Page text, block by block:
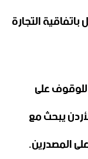
التجارة
على
يبحث مع
المصدرين.